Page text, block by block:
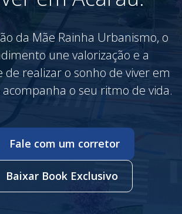
da Mãe Rainha Urbanismo, o
une valorização e a
realizar o sonho de viver em
o seu ritmo de vida.
Fale com um corretor
Baixar Book Exclusivo